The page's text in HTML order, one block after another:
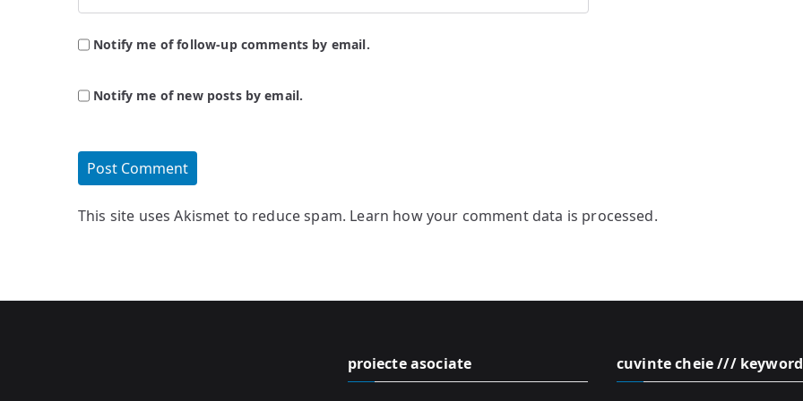
Notify me of follow-up comments by email.
Notify me of new posts by email.
This site uses Akismet to reduce spam. Learn how your comment data is processed.
proiecte asociate cuvinte cheie ///